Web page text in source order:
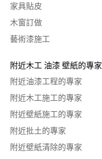
家具貼皮
木窗訂做
藝術漆施工
附近木工 油漆 壁紙的專家
附近油漆工程的專家
附近木工施工的專家
附近壁紙施工的專家
附近批土的專家
附近壁紙清除的專家